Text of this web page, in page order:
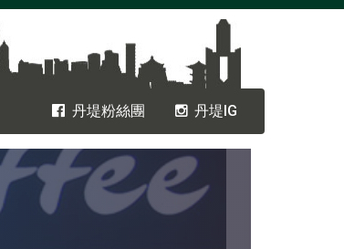
丹堤粉絲團 丹堤IG